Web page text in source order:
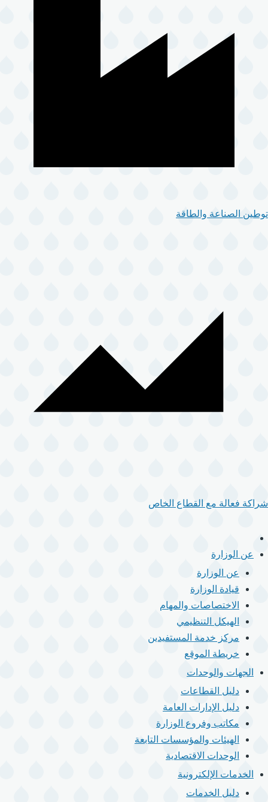
توطين الصناعة والطاقة
شراكة فعالة مع القطاع الخاص
القائمة
الرئيسيةعن الوزارة
عن الوزارة
قيادة الوزارة
الاختصاصات والمهام
الهيكل التنظيمي
مركز خدمة المستفيدين
خريطة الموقع
الجهات والوحدات
دليل القطاعات
دليل الإدارات العامة
مكاتب وفروع الوزارة
الهيئات والمؤسسات التابعة
الوحدات الاقتصادية
الخدمات الإلكترونية
دليل الخدمات